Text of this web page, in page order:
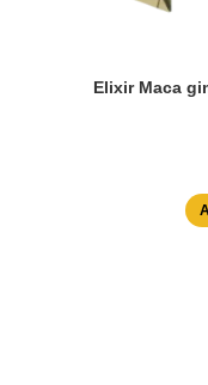
Elixir Maca